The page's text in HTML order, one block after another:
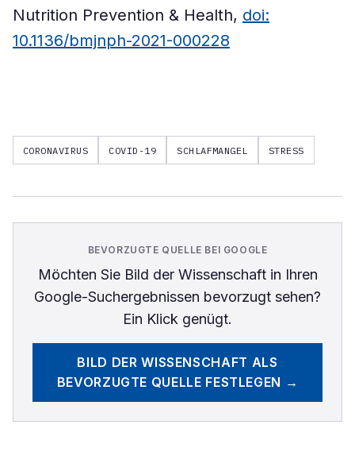
Nutrition Prevention & Health, doi:
10.1136/bmjnph-2021-000228
CORONAVIRUS COVID-19 SCHLAFMANGEL STRESS
BEVORZUGTE QUELLE BEI GOOGLE
Möchten Sie Bild der Wissenschaftin Ihren
Google-Suchergebnissen bevorzugt sehen?
Ein Klick genügt.
BILD DER WISSENSCHAFT ALS
BEVORZUGTE QUELLE FESTLEGEN →